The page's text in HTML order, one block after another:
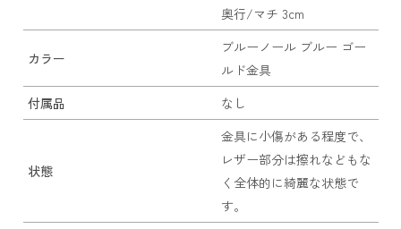
奥行/マチ 3cm
カラー
ブルーノール ブルー ゴー
ルド金具
付属品
なし
状態
金具に小傷がある程度で、
レザー部分は擦れなどもな
く全体的に綺麗な状態で
す。